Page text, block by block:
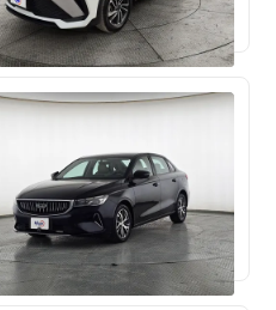
مستعملة 91,341 كم
مستعملة 99,307 كم